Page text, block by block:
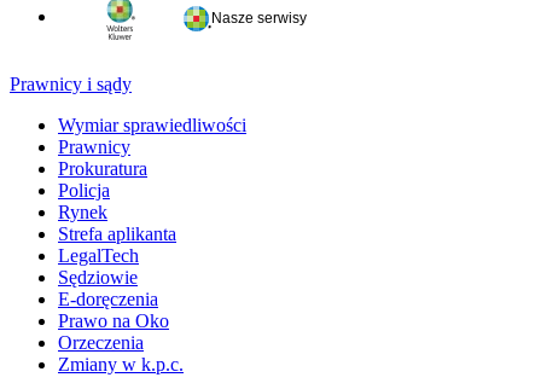
Nasze serwisy
Prawnicy i sądy
Wymiar sprawiedliwości
Prawnicy
Prokuratura
Policja
Rynek
Strefa aplikanta
LegalTech
Sędziowie
E-doręczenia
Prawo na Oko
Orzeczenia
Zmiany w k.p.c.